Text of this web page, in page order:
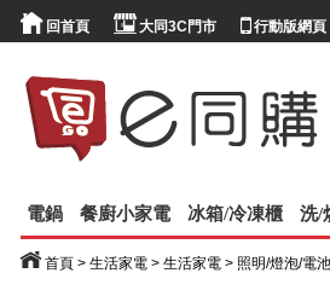
回首頁 大同3C門市 行動版網頁
電鍋 餐廚小家電 冰箱/冷凍櫃 洗/
首頁 > 生活家電 > 生活家電 > 照明/燈泡/電池